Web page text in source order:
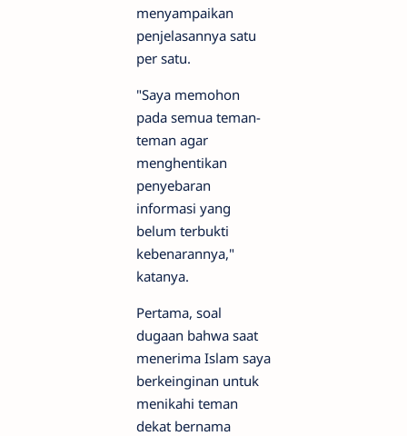
menyampaikan
penjelasannya satu
per satu.
"Saya memohon
pada semua teman-
teman agar
menghentikan
penyebaran
informasi yang
belum terbukti
kebenarannya,"
katanya.
Pertama, soal
dugaan bahwa saat
menerima Islam saya
berkeinginan untuk
menikahi teman
dekat bernama